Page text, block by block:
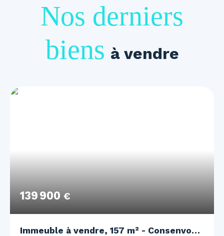
Nos derniers
biens à vendre
139 900 €
Immeuble à vendre, 157 m² - Consenvoye